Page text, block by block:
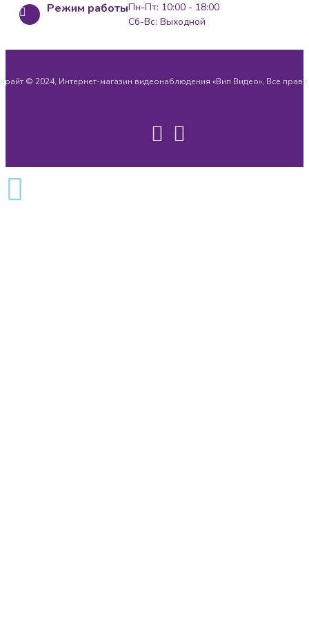
Режим работыПн-Пт: 10:00 - 18:00
Сб-Вс: Выходной
© 2024, Интернет-магазин видеонаблюдения «Вип Видео», Все